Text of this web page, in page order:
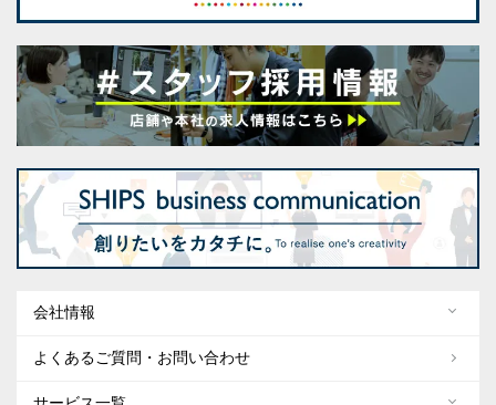
会社情報
よくあるご質問・お問い合わせ